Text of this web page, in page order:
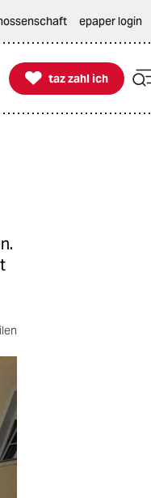
epaper login

taz zahl ich
taz zahl ich